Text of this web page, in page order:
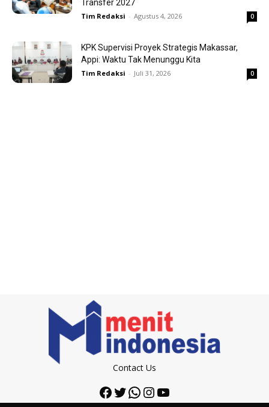
Transfer 2027
Tim Redaksi - Agustus 4, 2026 0
KPK Supervisi Proyek Strategis Makassar,
Appi: Waktu Tak Menunggu Kita
Tim Redaksi - Juli 31, 2026 0
Contact Us
Facebook
Twitter
WhatsApp
Instagram
YouTube